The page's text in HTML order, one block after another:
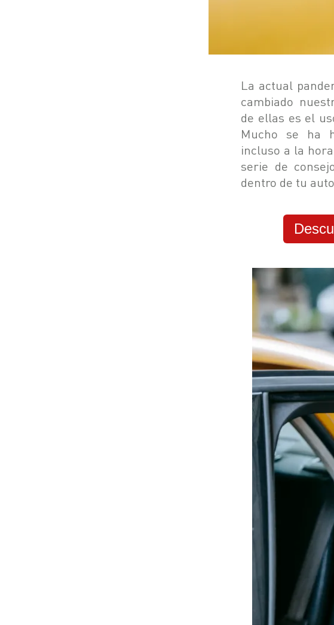
La actual
cambiado
de ellas es el
Mucho se ha
incluso a la
serie de
dentro de tu